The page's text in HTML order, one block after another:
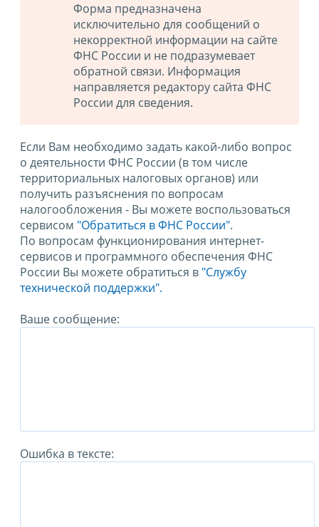
Форма предназначена
исключительно для сообщений о
некорректной информации на сайте
ФНС России и не подразумевает
обратной связи. Информация
направляется редактору сайта ФНС
России для сведения.
Если Вам необходимо задать какой-либо вопрос
о деятельности ФНС России (в том числе
территориальных налоговых органов) или
получить разъяснения по вопросам
налогообложения - Вы можете воспользоваться
сервисом "Обратиться в ФНС России".
По вопросам функционирования интернет-
сервисов и программного обеспечения ФНС
России Вы можете обратиться в "Службу
технической поддержки".
Ваше сообщение:
Ошибка в тексте: